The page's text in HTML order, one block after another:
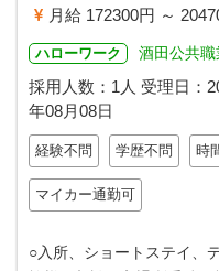
月給 172300円 ～
ハローワーク 酒田公共
採用人数：1人 受理日：
年08月08日
経験不問 学歴不問 時
マイカー通勤可
○入所、ショートステイ、